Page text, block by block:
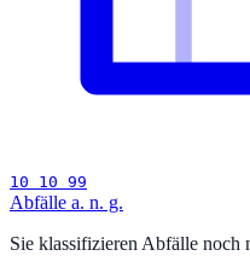
10 10 99
Abfälle a. n. g.
Sie klassifizieren Abfälle noch